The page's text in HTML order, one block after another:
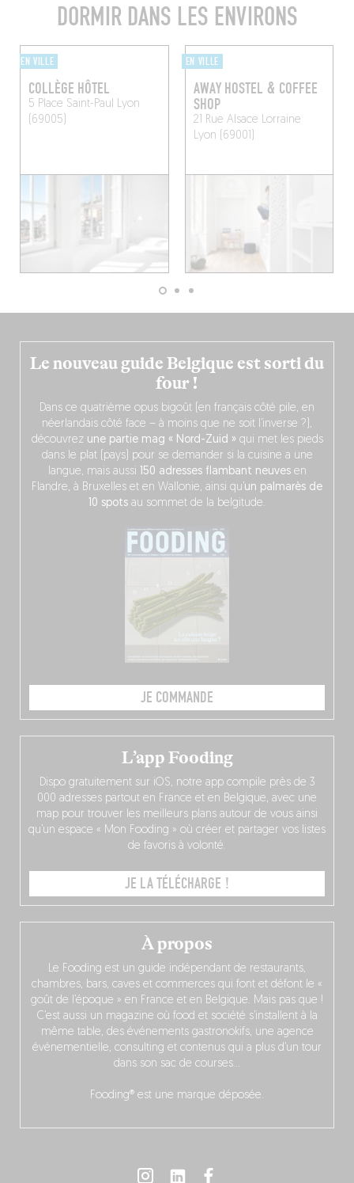
DORMIR DANS LES ENVIRONS
EN VILLE
COLLÈGE HÔTEL
5 Place Saint-Paul
Lyon
(69005)
EN VILLE
AWAY HOSTEL & COFFEE
SHOP
21 Rue Alsace Lorraine
Lyon (69001)
Le nouveau guide Belgique est sorti du
four !
Dans ce quatrième opus bigoût (en français côté pile, en
néerlandais côté face – à moins que ne soit l’inverse ?),
découvrez une partie mag « Nord-Zuid » qui met les pieds
dans le plat (pays) pour se demander si la cuisine a une
langue, mais aussi 150 adresses flambant neuvesen
Flandre, à Bruxelles et en Wallonie, ainsi qu’ un palmarès de
10 spots au sommet de la belgitude.
JE COMMANDE
À propos
Le Fooding est un guide indépendant de restaurants,
chambres, bars, caves et commerces qui font et défont le «
goût de l’époque » en France et en Belgique. Mais pas que !
C’est aussi un magazine où food et société s’installent à la
même table, des événements gastronokifs, une agence
événementielle, consulting et contenus qui a plus d’un tour
dans son sac de courses…
Fooding® est une marque déposée.
L’app Fooding
Dispo gratuitement sur iOS, notre app compile près de 3
000 adresses partout en France et en Belgique, avec une
map pour trouver les meilleurs plans autour de vous ainsi
qu’un espace « Mon Fooding » où créer et partager vos listes
de favoris à volonté.
JE LA TÉLÉCHARGE !